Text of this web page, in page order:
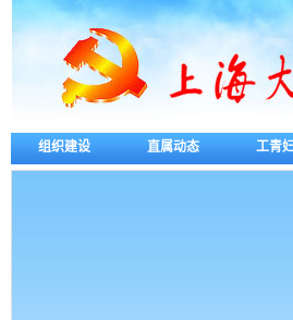
组织建设 直属动态 工青